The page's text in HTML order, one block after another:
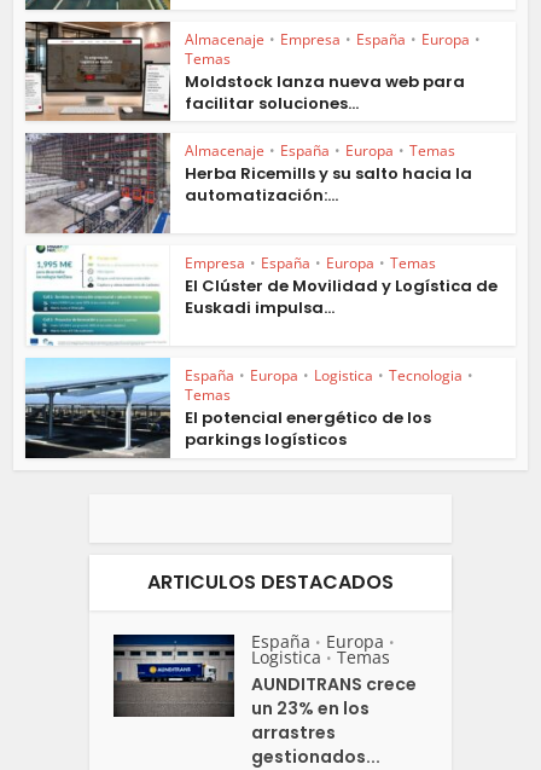
Almacenaje • Empresa • España • Europa •
Temas
Moldstock lanza nueva web para
facilitar soluciones...
Almacenaje • España • Europa • Temas
Herba Ricemills y su salto hacia la
automatización:...
Empresa • España • Europa • Temas
El Clúster de Movilidad y Logística de
Euskadi impulsa...
España • Europa • Logistica • Tecnologia •
Temas
El potencial energético de los
parkings logísticos
ARTICULOS DESTACADOS
España • Europa •
Logistica • Temas
AUNDITRANS crece
un 23% en los
arrastres
gestionados...